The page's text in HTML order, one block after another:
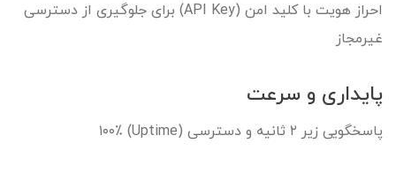
احراز هویت با کلید امن (API Key) برای جلوگیری از دسترسی
غیرمجاز
پایداری و سرعت
پاسخگویی زیر ۲ ثانیه و دسترسی (Uptime) ۱۰۰٪